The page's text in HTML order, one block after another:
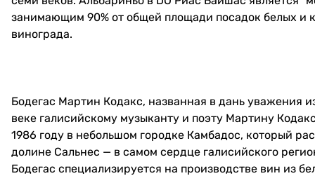
занимающим 90% от общей площади посадок белых и
винограда.
Бодегас Мартин Кодакс, названная в дань уважения
веке галисийскому музыканту и поэту Мартину
1986 году в небольшом городке Камбадос, который
долине Сальнес — в самом сердце галисийского
Бодегаc специализируется на производстве вин из